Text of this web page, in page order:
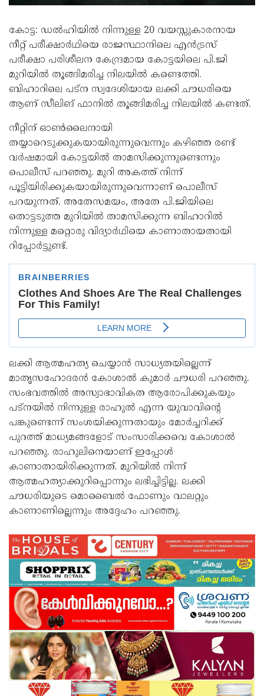
കോട്ട: ഡൽഹിയിൽ നിന്നുള്ള 20 വയസ്സുകാരനായ
നീറ്റ് പരീക്ഷാർഥിയെ രാജസ്ഥാനിലെ എൻട്രസ്
പരീക്ഷാ പരിശീലന കേന്ദ്രമായ കോട്ടയിലെ പി.ജി
മുറിയിൽ തൂങ്ങിമരിച്ച നിലയിൽ കണ്ടെത്തി.
ബിഹാറിലെ പട്ന സ്വദേശിയായ ലക്കി ചൗധരിയെ
ആണ് സീലിങ് ഫാനിൽ തൂങ്ങിമരിച്ച നിലയിൽ കണ്ടത്.
നീറ്റിന് ഓൺലൈനായി
തയ്യാറെടുക്കുകയായിരുന്നുവെന്നും കഴിഞ്ഞ രണ്ട്
വർഷമായി കോട്ടയിൽ താമസിക്കുന്നുണ്ടെന്നും
പൊലീസ് പറഞ്ഞു. മുറി അകത്ത് നിന്ന്
പൂട്ടിയിരിക്കുകയായിരുന്നുവെന്നാണ് പൊലീസ്
പറയുന്നത്. അതേസമയം, അതേ പി.ജിയിലെ
തൊട്ടടുത്ത മുറിയിൽ താമസിക്കുന്ന ബിഹാറിൽ
നിന്നുള്ള മറ്റൊരു വിദ്യാർഥിയെ കാണാതായതായി
റിപ്പോർട്ടുണ്ട്.
ലക്കി ആത്മഹത്യ ചെയ്യാൻ സാധ്യതയില്ലെന്ന്
മാതൃസഹോദരൻ കോശാൽ കുമാർ ചൗധരി പറഞ്ഞു.
സംഭവത്തിൽ അസ്വാഭാവികത ആരോപിക്കുകയും
പട്‌നയിൽ നിന്നുള്ള രാഹുൽ എന്ന യുവാവിന്റെ
പങ്കുണ്ടെന്ന് സംശയിക്കുന്നതായും മോർച്ചറിക്ക്
പുറത്ത് മാധ്യമങ്ങളോട് സംസാരിക്കവെ കോശാൽ
പറഞ്ഞു. രാഹുലിനെയാണ് ഇപ്പോൾ
കാണാതായിരിക്കുന്നത്. മുറിയിൽ നിന്ന്
ആത്മഹത്യാക്കുറിപ്പൊന്നും ലഭിച്ചിട്ടില്ല. ലക്കി
ചൗധരിയുടെ മൊബൈൽ ഫോണും വാലറ്റും
കാണാണി​ല്ലെന്നും അദ്ദേഹം പറഞ്ഞു.